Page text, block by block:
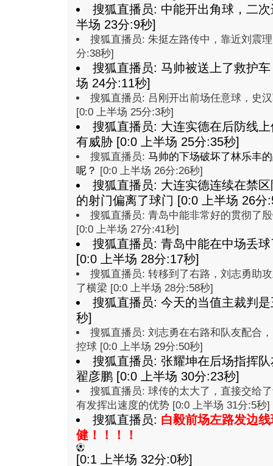
搜狐直播员: 中能开出角球，二
半场 23分:9秒]
搜狐直播员: 朱挺左路传中，靠近刘震
分:38秒]
搜狐直播员: 马帅被送上了救护
场 24分:11秒]
搜狐直播员: 吕刚开出前场任意球，史
[0:0 上半场 25分:3秒]
搜狐直播员: 大连实德在后防线
有威胁 [0:0 上半场 25分:35秒]
搜狐直播员: 马帅的下场破坏了林乐丰
呢？ [0:0 上半场 26分:26秒]
搜狐直播员: 大连实德连续在禁
的射门偏离了球门 [0:0 上半场 26分
搜狐直播员: 青岛中能非常好的贯彻了
[0:0 上半场 27分:41秒]
搜狐直播员: 青岛中能在中场丢
[0:0 上半场 28分:17秒]
搜狐直播员: 转移到了右路，刘志勇助
了横梁 [0:0 上半场 28分:58秒]
搜狐直播员: 今天的当值主裁判
秒]
搜狐直播员: 刘志勇在右路和队友配合
控球 [0:0 上半场 29分:50秒]
搜狐直播员: 张耀坤在后场指挥
翟彦鹏 [0:0 上半场 30分:23秒]
搜狐直播员: 球传的太大了，直接交给
有发挥出速度的优势 [0:0 上半场 31分:5秒]
搜狐直播员: 白毅前场左路发边
健！！！！
[0:1 上半场 32分:0秒]